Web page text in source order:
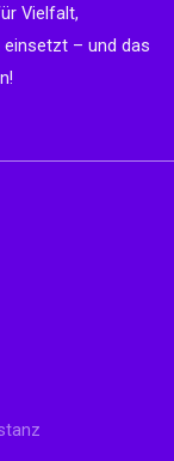
Vielfalt,
– und das